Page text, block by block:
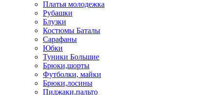
Платья молодежка
Рубашки
Блузки
Костюмы Баталы
Сарафаны
Юбки
Туники Большие
Брюки,шорты
Футболки, майки
Брюки,лосины
Пиджаки,пальто